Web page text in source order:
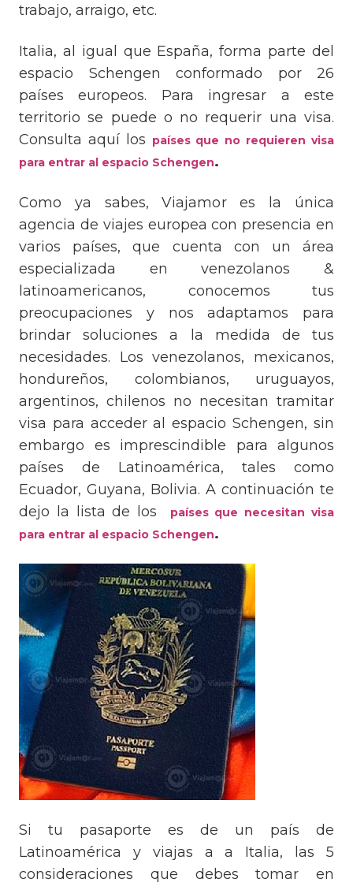
trabajo, arraigo, etc.
Italia, al igual que España, forma parte del
espacio Schengen conformado por 26
países europeos. Para ingresar a este
territorio se puede o no requerir una visa.
Consulta aquí los países que no requieren visa
para entrar al espacio Schengen.
Como ya sabes, Viajamor es la única
agencia de viajes europea con presencia en
varios países, que cuenta con un área
especializada en venezolanos &
latinoamericanos, conocemos tus
preocupaciones y nos adaptamos para
brindar soluciones a la medida de tus
necesidades. Los venezolanos, mexicanos,
hondureños, colombianos, uruguayos,
argentinos, chilenos no necesitan tramitar
visa para acceder al espacio Schengen, sin
embargo es imprescindible para algunos
países de Latinoamérica, tales como
Ecuador, Guyana, Bolivia. A continuación te
dejo la lista de los
países que necesitan visa
para entrar al espacio Schengen.
Si tu pasaporte es de un país de
Latinoamérica y viajas a a Italia, las 5
consideraciones que debes tomar en